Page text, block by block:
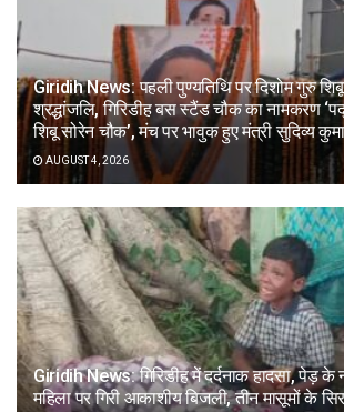
Giridih News: पहली पुण्यतिथि पर दिशोम गुरु
श्रद्धांजलि, गिरिडीह बस स्टैंड चौक का नामकरण
शिबू सोरेन चौक’, मंच पर भावुक हुए मंत्री सुदिव्य
AUGUST 4, 2026
Giridih News: गिरिडीह में दर्दनाक हादसा, पेड़ के
महिला पर गिरी आकाशीय बिजली, तीन मासूमों के